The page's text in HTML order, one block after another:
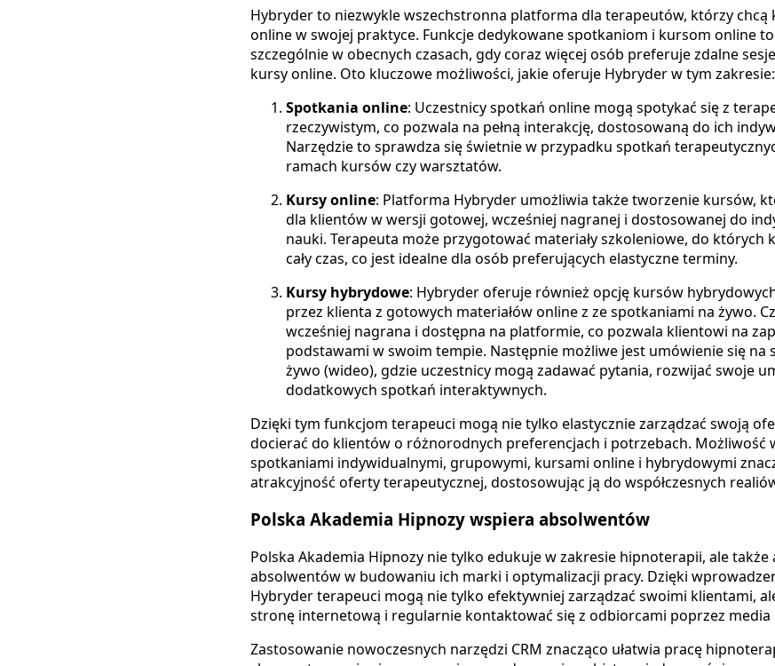
Hybryder to niezwykle wszechstronna platforma dla terapeutów, którzy chcą
online w swojej praktyce. Funkcje dedykowane spotkaniom i kursom online
szczególnie w obecnych czasach, gdy coraz więcej osób preferuje zdalne
kursy online. Oto kluczowe możliwości, jakie oferuje Hybryder w tym zakresie:
Spotkania online: Uczestnicy spotkań online mogą spotykać się z
rzeczywistym, co pozwala na pełną interakcję, dostosowaną do ich
Narzędzie to sprawdza się świetnie w przypadku spotkań
ramach kursów czy warsztatów.
Kursy online: Platforma Hybryder umożliwia także tworzenie kursów,
dla klientów w wersji gotowej, wcześniej nagranej i dostosowanej do
nauki. Terapeuta może przygotować materiały szkoleniowe, do których
cały czas, co jest idealne dla osób preferujących elastyczne terminy.
Kursy hybrydowe: Hybryder oferuje również opcję kursów
przez klienta z gotowych materiałów online z ze spotkaniami na żywo.
wcześniej nagrana i dostępna na platformie, co pozwala klientowi na
podstawami w swoim tempie. Następnie możliwe jest umówienie się na
żywo (wideo), gdzie uczestnicy mogą zadawać pytania, rozwijać swoje
dodatkowych spotkań interaktywnych.
Dzięki tym funkcjom terapeuci mogą nie tylko elastycznie zarządzać swoją
docierać do klientów o różnorodnych preferencjach i potrzebach. Możliwość
spotkaniami indywidualnymi, grupowymi, kursami online i hybrydowymi
atrakcyjność oferty terapeutycznej, dostosowując ją do współczesnych
Polska Akademia Hipnozy wspiera absolwentów
Polska Akademia Hipnozy nie tylko edukuje w zakresie hipnoterapii, ale
absolwentów w budowaniu ich marki i optymalizacji pracy. Dzięki
Hybryder terapeuci mogą nie tylko efektywniej zarządzać swoimi klientami,
stronę internetową i regularnie kontaktować się z odbiorcami poprzez media
Zastosowanie nowoczesnych narzędzi CRM znacząco ułatwia pracę